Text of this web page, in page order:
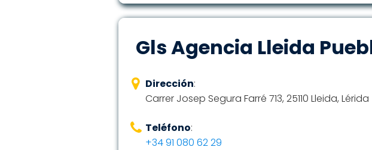
Gls Agencia Lleida
Dirección:
Carrer Josep Segura Farré 713, 25110 Lleida, Lérida
Teléfono:
+34 91 080 62 29